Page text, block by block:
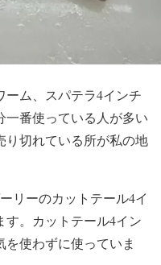
ム、スパテラ4インチ
番使っている人が多い
り切れている所が私の地
リーのカットテール4イ
す。カットテール4イン
使わずに使っていま